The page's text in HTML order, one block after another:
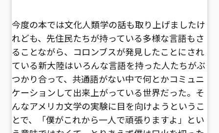
今度の本では文化人類学の話も取り上げましたけ
れども、先住民たちが持っている多様な言語もさ
ることながら、コロンブスが発見したことにされ
ている新大陸はいろんな言語を持った人たちがぶ
つかり合って、共通語がない中で何とかコミュニ
ケーションして出来上がっている世界だった。そ
んなアメリカ文学の実験に目を向けようというこ
とで、「僕がこれから一人で頑張りますよ」とい